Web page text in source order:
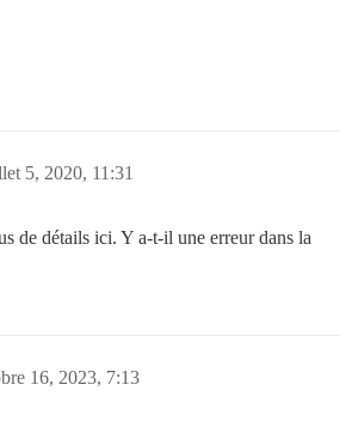
5, 2020, 11:31
de détails ici. Y a-t-il une erreur dans la
16, 2023, 7:13